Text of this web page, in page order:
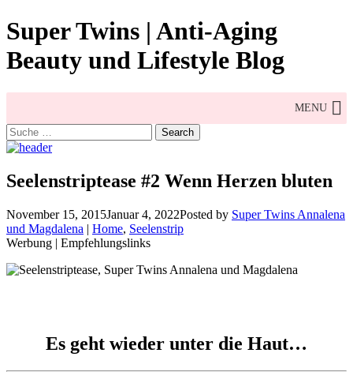
Skip
to
content
Super Twins | Anti-Aging
Beauty und Lifestyle Blog
MENU
Search
for:
Seelenstriptease #2 Wenn Herzen bluten
November 15, 2015Januar 4, 2022Posted by Super Twins Annalena
und Magdalena | Home, Seelenstrip
Werbung | Empfehlungslinks
Es geht wieder unter die Haut…